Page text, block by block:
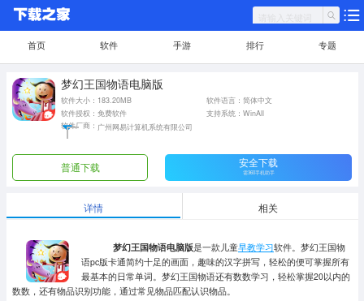
首页 软件 手游 排行 专题
梦幻王国物语电脑版
软件大小：183.20MB
软件语言：简体中文
软件授权：免费软件
支持系统：WinAll
软件厂商： 广州网易计算机系统有限公司
普通下载 安全下载
需360手机助手
详情 相关
梦幻王国物语电脑版是一款儿童早教学习软件。梦幻王国物
语pc版卡通简约十足的画面，趣味的汉字拼写，轻松的便可掌握所有
最基本的日常单词。梦幻王国物语还有数数学习，轻松掌握20以内的
数数，还有物品识别功能，通过常见物品匹配认识物品。